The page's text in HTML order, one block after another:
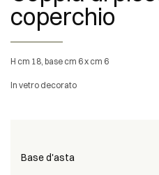
coperchio
h cm 18, base cm 6 x cm 6
In vetro decorato
Base d'asta